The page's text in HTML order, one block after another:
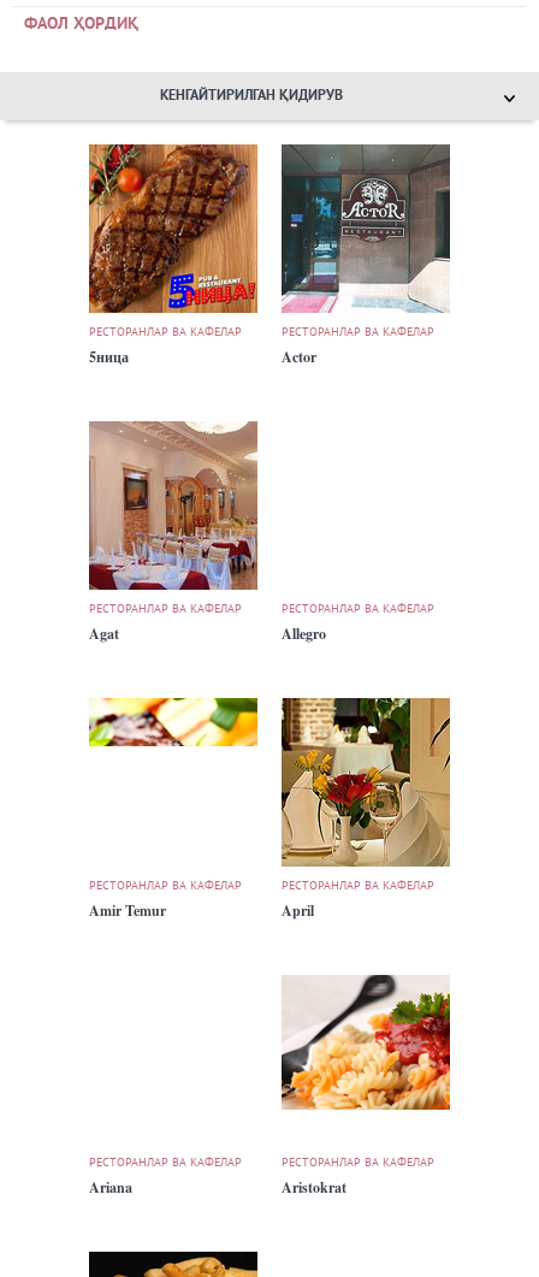
ФАОЛ ҲОРДИҚ
КЕНГАЙТИРИЛГАН ҚИДИРУВ
РЕСТОРАНЛАР ВА КАФЕЛАР
5ница
РЕСТОРАНЛАР ВА КАФЕЛАР
Actor
РЕСТОРАНЛАР ВА КАФЕЛАР
Agat
РЕСТОРАНЛАР ВА КАФЕЛАР
Allegro
РЕСТОРАНЛАР ВА КАФЕЛАР
Amir Temur
РЕСТОРАНЛАР ВА КАФЕЛАР
April
РЕСТОРАНЛАР ВА КАФЕЛАР
Ariana
РЕСТОРАНЛАР ВА КАФЕЛАР
Aristokrat